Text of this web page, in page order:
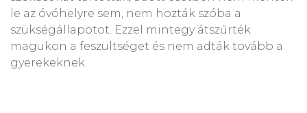
le az óvóhelyre sem, nem hozták szóba a
szükségállapotot. Ezzel mintegy átszűrték
magukon a feszültséget és nem adták tovább a
gyerekeknek.